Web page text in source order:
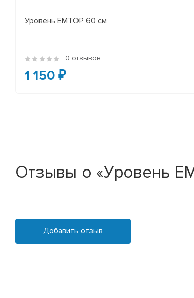
Уровень EMTOP 60 см
0 отзывов
1 150 ₽
Отзывы о «Уровень
Добавить отзыв